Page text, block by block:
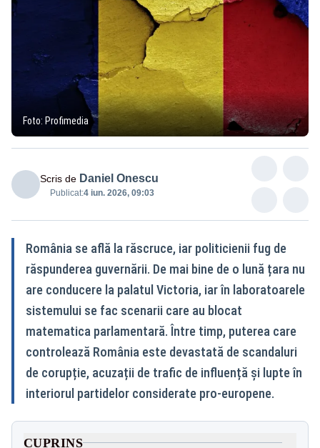
Foto: Profimedia
Scris de Daniel Onescu
Publicat:4 iun. 2026, 09:03
România se află la răscruce, iar politicienii fug de
răspunderea guvernării. De mai bine de o lună țara nu
are conducere la palatul Victoria, iar în laboratoarele
sistemului se fac scenarii care au blocat
matematica parlamentară. Între timp, puterea care
controlează România este devastată de scandaluri
de corupție, acuzații de trafic de influență și lupte în
interiorul partidelor considerate pro-europene.
CUPRINS